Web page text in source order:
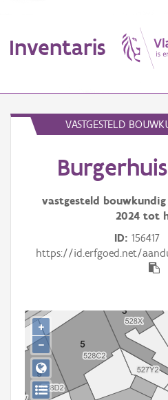
Inventaris
Erfgoedobject
Aanduidingsobject
Thema
Persoon of collectief
Downloads
Hergebruik
VASTGESTELD
vastgesteld
2024tot
ID 156417
https://id.erfgoed.net/
+
−